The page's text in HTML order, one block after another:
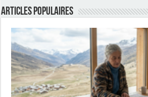
Articles populaires